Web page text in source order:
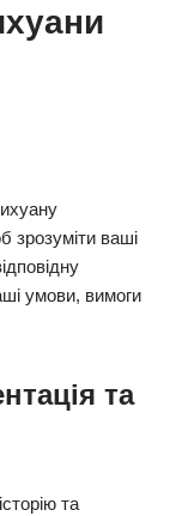
зрозуміти ваші
умови, вимоги
та
та